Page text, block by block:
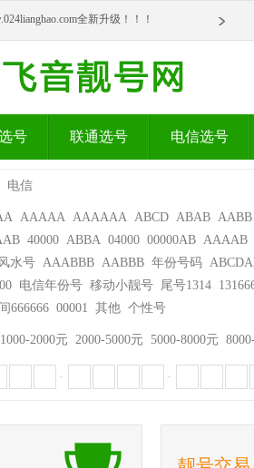
全新升级！！！
号 联通选号 电信选号
电信
AAAAA AAAAAA ABCD ABAB AABB
40000 ABBA 04000 00000AB AAAAB
水号 AAABBB AABBB 年份号码
电信年份号 移动小靓号 尾号1314
666666 00001 其他 个性号
1000-2000元 2000-5000元 5000-8000元
- -